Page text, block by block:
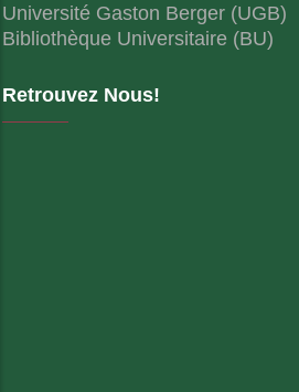
Université Gaston Berger (UGB)
Bibliothèque Universitaire (BU)
Retrouvez Nous!